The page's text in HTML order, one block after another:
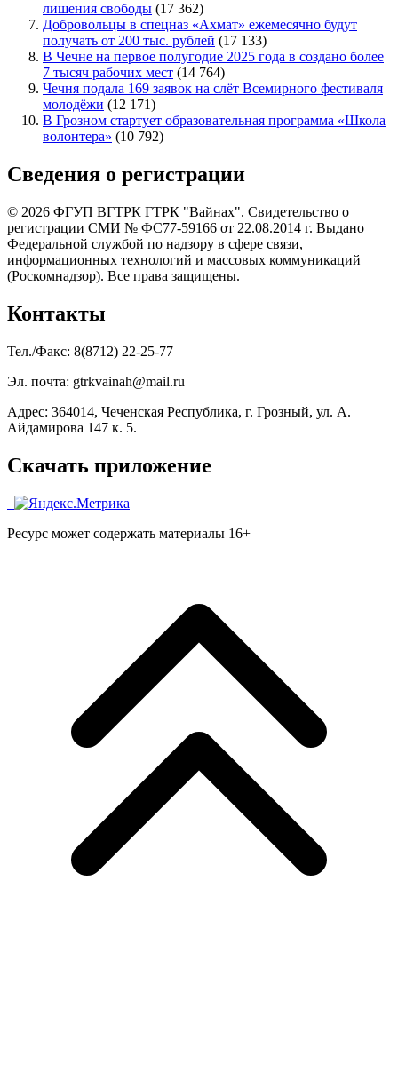
лишения свободы (17 362)
Добровольцы в спецназ «Ахмат» ежемесячно будут
получать от 200 тыс. рублей (17 133)
В Чечне на первое полугодие 2025 года в создано более
7 тысяч рабочих мест (14 764)
Чечня подала 169 заявок на слёт Всемирного фестиваля
молодёжи (12 171)
В Грозном стартует образовательная программа «Школа
волонтера» (10 792)
Сведения о регистрации
© 2026 ФГУП ВГТРК ГТРК "Вайнах". Свидетельство о
регистрации СМИ № ФС77-59166 от 22.08.2014 г. Выдано
Федеральной службой по надзору в сфере связи,
информационных технологий и массовых коммуникаций
(Роскомнадзор). Все права защищены.
Контакты
Тел./Факс: 8(8712) 22-25-77
Эл. почта: gtrkvainah@mail.ru
Адрес: 364014, Чеченская Республика, г. Грозный, ул. А.
Айдамирова 147 к. 5.
Скачать приложение
Ресурс может содержать материалы 16+